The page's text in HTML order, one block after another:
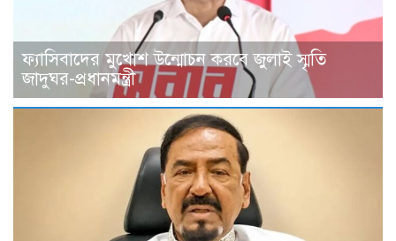
ফ্যাসিবাদের মুখোশ উন্মোচন করবে জুলাই স্মৃতি
জাদুঘর-প্রধানমন্ত্রী